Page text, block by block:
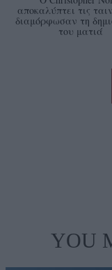
αποκαλύπτει τις
διαμόρφωσαν τη
του ματιά
YOU